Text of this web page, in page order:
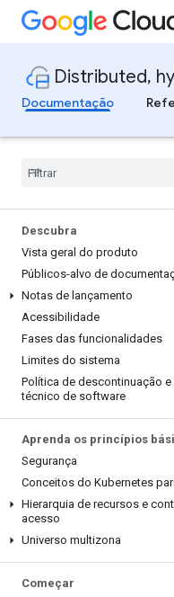
Distributed,
Documentação
Descubra
Vista geral do produto
Públicos-alvo de
Notas de lançamento
Acessibilidade
Fases das funcionalidades
Limites do sistema
Política de descontinuação
técnico de software
Aprenda os princípios
Segurança
Conceitos do Kubernetes
Hierarquia de recursos e
acesso
Universo multizona
Começar